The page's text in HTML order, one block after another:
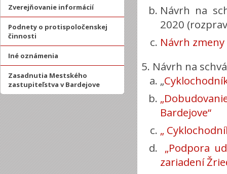
Zverejňovanie informácií
Podnety o protispoločenskej
činnosti
Iné oznámenia
Zasadnutia Mestského
zastupiteľstva v Bardejove
Návrh na
2020
Návrh
Návrh na
„
Bardejove“
„
„Podpora
zariadení